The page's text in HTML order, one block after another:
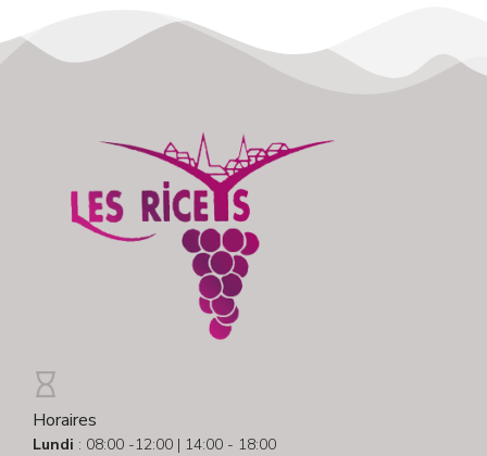
Horaires
Lundi : 08:00 -12:00 | 14:00 - 18:00